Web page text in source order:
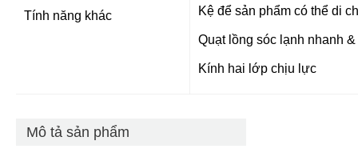
Tính năng khác Kệ để sản phẩm có thể di
Quạt lồng sóc lạnh nhanh
Kính hai lớp chịu lực
Mô tả sản phẩm